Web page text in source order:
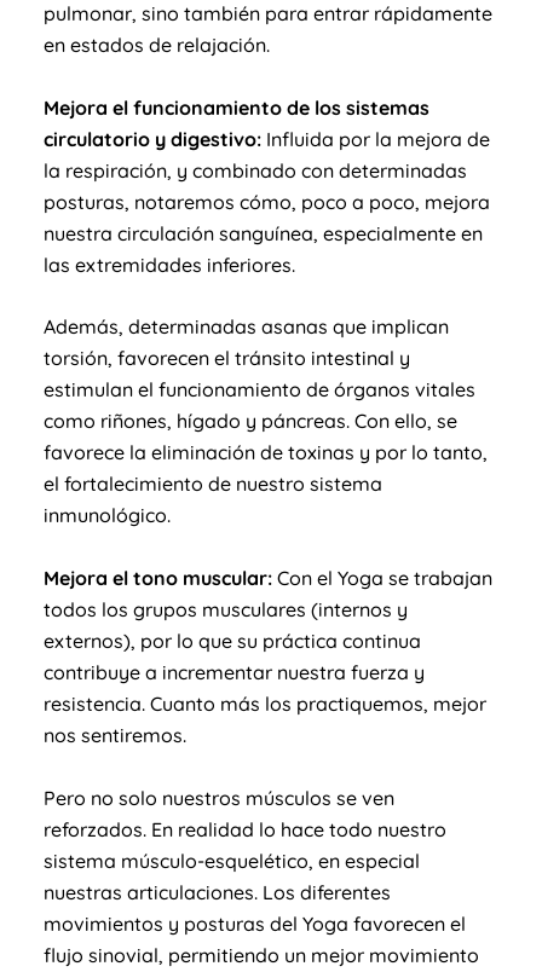
pulmonar, sino también para entrar rápidamente
en estados de relajación.
Mejora el funcionamiento de los sistemas
circulatorio y digestivo: Influida por la mejora de
la respiración, y combinado con determinadas
posturas, notaremos cómo, poco a poco, mejora
nuestra circulación sanguínea, especialmente en
las extremidades inferiores.
Además, determinadas asanas que implican
torsión, favorecen el tránsito intestinal y
estimulan el funcionamiento de órganos vitales
como riñones, hígado y páncreas. Con ello, se
favorece la eliminación de toxinas y por lo tanto,
el fortalecimiento de nuestro sistema
inmunológico.
Mejora el tono muscular: Con el Yoga se trabajan
todos los grupos musculares (internos y
externos), por lo que su práctica continua
contribuye a incrementar nuestra fuerza y
resistencia. Cuanto más los practiquemos, mejor
nos sentiremos.
Pero no solo nuestros músculos se ven
reforzados. En realidad lo hace todo nuestro
sistema músculo-esquelético, en especial
nuestras articulaciones. Los diferentes
movimientos y posturas del Yoga favorecen el
flujo sinovial, permitiendo un mejor movimiento